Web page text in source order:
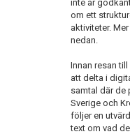
inte är
om ett
aktiviteter.
nedan.
Innan resan
att delta i
samtal där de
Sverige och
följer en
text om vad